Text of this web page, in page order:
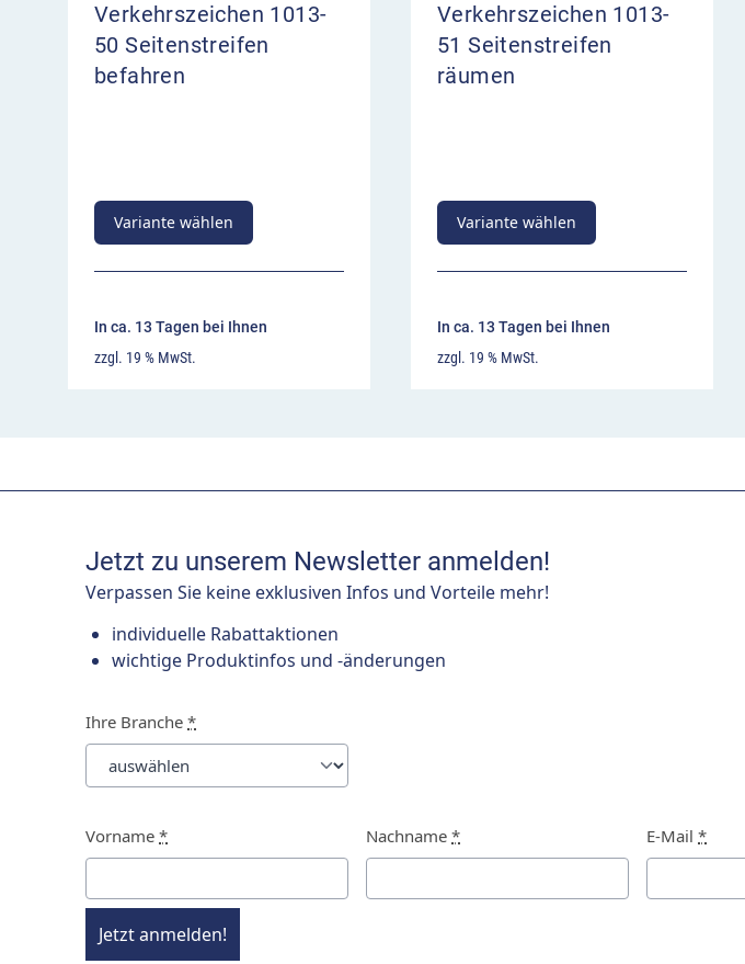
Verkehrszeichen 1013-
50 Seitenstreifen
befahren
Variante wählen
In ca. 13 Tagen bei Ihnen
zzgl. 19 % MwSt.
Verkehrszeichen 1013-
51 Seitenstreifen
räumen
Variante wählen
In ca. 13 Tagen bei Ihnen
zzgl. 19 % MwSt.
Jetzt zu unserem Newsletter anmelden!
Verpassen Sie keine exklusiven Infos und Vorteile mehr!
individuelle Rabattaktionen
wichtige Produktinfos und -änderungen
Ihre Branche *
Vorname * Nachname * E-Mail *
Jetzt anmelden!